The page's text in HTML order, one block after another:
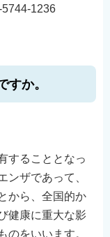
5744-1236
すか。
することとなっ
ンザであって、
から、全国的か
健康に重大な影
のをいいます。